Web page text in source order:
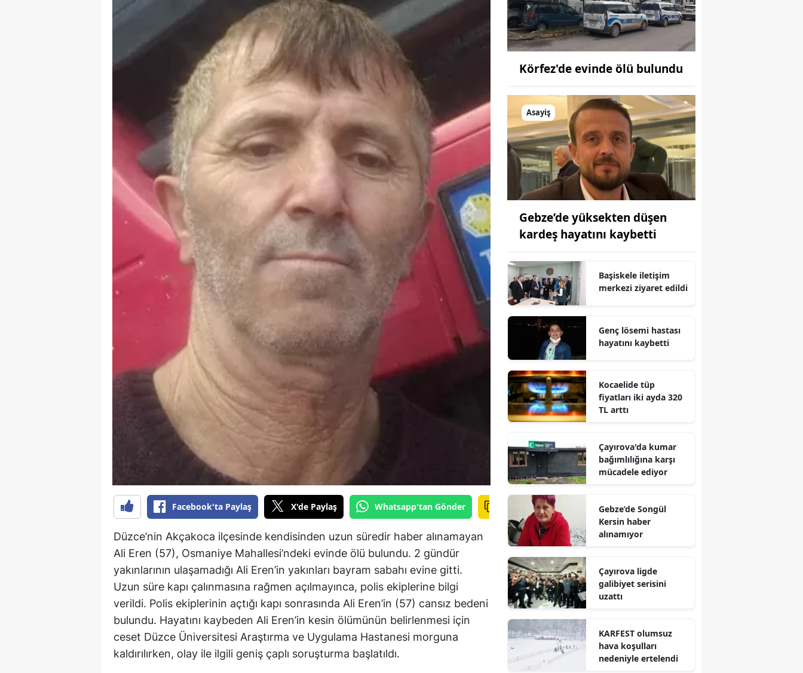
Bilecik
Bingöl
Bitlis
Burdur
Bursa
Çanakkale
Çankırı
Denizli
Edirne
Erzincan
Eskişehir
Gaziantep
Gümüşhane
Hakkari
Hatay
Isparta
İstanbul
İzmir
Kastamonu
Facebook'ta Paylaş X'de Paylaş Whatsapp'tan Gönder
Düzce’nin Akçakoca ilçesinde kendisinden uzun süredir haber alınamayan
Ali Eren (57), Osmaniye Mahallesi’ndeki evinde ölü bulundu. 2 gündür
yakınlarının ulaşamadığı Ali Eren’in yakınları bayram sabahı evine gitti.
Uzun süre kapı çalınmasına rağmen açılmayınca, polis ekiplerine bilgi
verildi. Polis ekiplerinin açtığı kapı sonrasında Ali Eren’in (57) cansız bedeni
bulundu. Hayatını kaybeden Ali Eren’in kesin ölümünün belirlenmesi için
ceset Düzce Üniversitesi Araştırma ve Uygulama Hastanesi morguna
kaldırılırken, olay ile ilgili geniş çaplı soruşturma başlatıldı.
Körfez'de evinde ölü bulundu
Asayiş
Gebze’de yüksekten düşen
kardeş hayatını kaybetti
Başiskele iletişim
merkezi ziyaret edildi
Genç lösemi hastası
hayatını kaybetti
Kocaelide tüp
fiyatları iki ayda 320
TL arttı
Çayırova'da kumar
bağımlılığına karşı
mücadele ediyor
Gebze’de Songül
Kersin haber
alınamıyor
Çayırova ligde
galibiyet serisini
uzattı
KARFEST olumsuz
hava koşulları
nedeniyle ertelendi